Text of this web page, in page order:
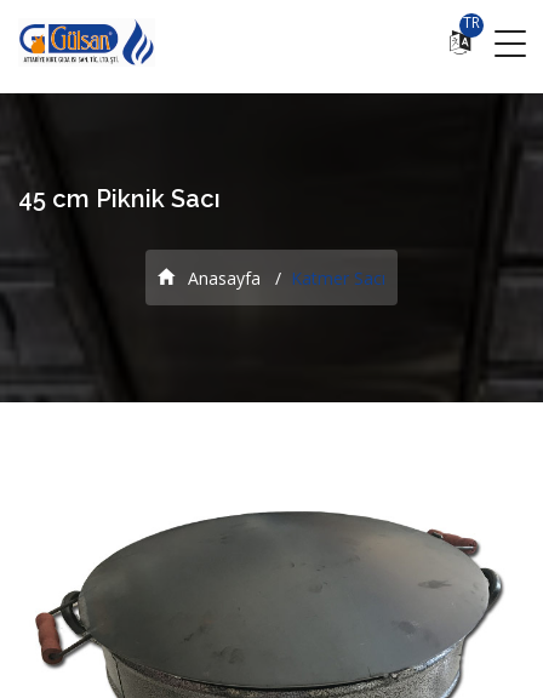
TR
45 cm Piknik Sacı
Anasayfa Katmer Sacı